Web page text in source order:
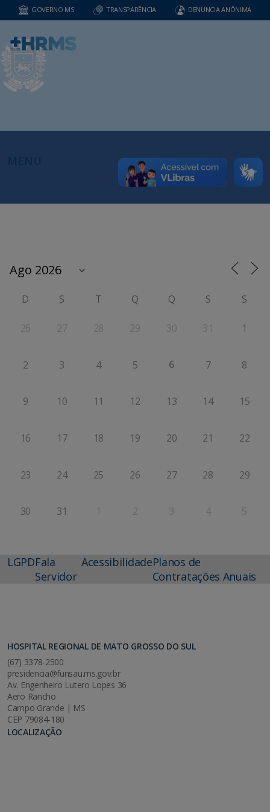
GOVERNO MS TRANSPARÊNCIA DENUNCIA ANÔNIMA
D S T Q Q S S
26 27 28 29 30 31 1
2 3 4 5 6 7 8
9 10 11 12 13 14 15
16 17 18 19 20 21 22
23 24 25 26 27 28 29
30 31 1 2 3 4 5
LGPDFala
Servidor
AcessibilidadePlanos de
Contratações Anuais
HOSPITAL REGIONAL DE MATO GROSSO DO SUL
(67) 3378-2500
presidencia@funsau.ms.gov.br
Av. Engenheiro Lutero Lopes 36
Aero Rancho
Campo Grande | MS
CEP 79084-180
LOCALIZAÇÃO